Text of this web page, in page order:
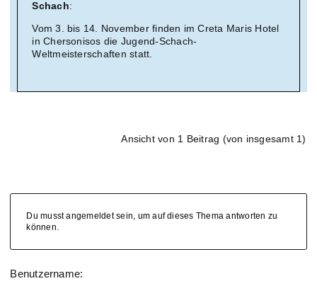
Schach:
Vom 3. bis 14. November finden im Creta Maris Hotel
in Chersonisos die Jugend-Schach-
Weltmeisterschaften statt.
Ansicht von 1 Beitrag (von insgesamt 1)
Du musst angemeldet sein, um auf dieses Thema antworten zu
können.
Benutzername: